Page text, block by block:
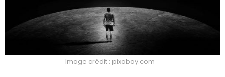
Image crédit : pixabay.com